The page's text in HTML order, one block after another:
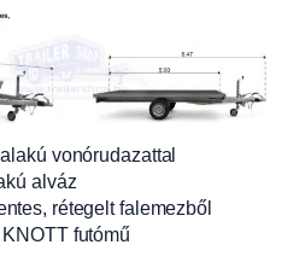
vonórudazattal
alváz
rétegelt falemezből
futómű